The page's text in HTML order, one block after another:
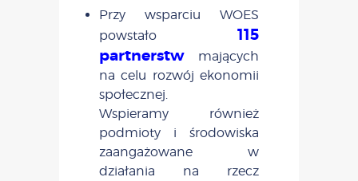
Przy wsparciu WOES
powstało 115
partnerstw
mających
na celu rozwój ekonomii
społecznej.
Wspieramy również
podmioty i środowiska
zaangażowane w
działania na rzecz